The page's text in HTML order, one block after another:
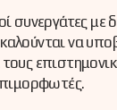
με
να